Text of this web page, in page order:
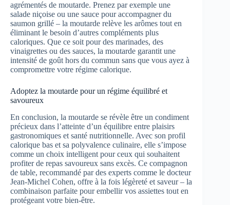
agrémentés de moutarde. Prenez par exemple une
salade niçoise ou une sauce pour accompagner du
saumon grillé – la moutarde relève les arômes tout en
éliminant le besoin d’autres compléments plus
caloriques. Que ce soit pour des marinades, des
vinaigrettes ou des sauces, la moutarde garantit une
intensité de goût hors du commun sans que vous ayez à
compromettre votre régime calorique.
Adoptez la moutarde pour un régime équilibré et
savoureux
En conclusion, la moutarde se révèle être un condiment
précieux dans l’atteinte d’un équilibre entre plaisirs
gastronomiques et santé nutritionnelle. Avec son profil
calorique bas et sa polyvalence culinaire, elle s’impose
comme un choix intelligent pour ceux qui souhaitent
profiter de repas savoureux sans excès. Ce compagnon
de table, recommandé par des experts comme le docteur
Jean-Michel Cohen, offre à la fois légèreté et saveur – la
combinaison parfaite pour embellir vos assiettes tout en
protégeant votre bien-être.